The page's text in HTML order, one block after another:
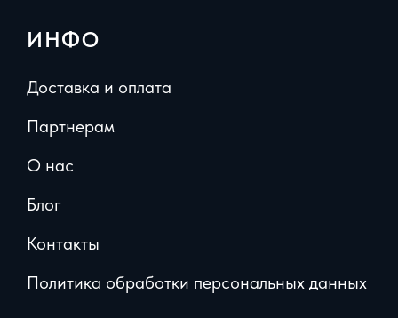
ИНФО
Доставка и оплата
Партнерам
О нас
Блог
Контакты
Политика обработки персональных данных